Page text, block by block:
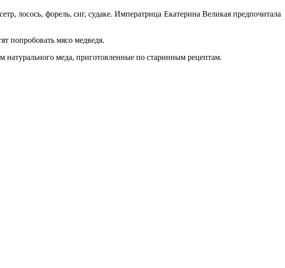
лосось, форель, сиг, судаке. Императрица Екатерина Великая предпочитала
попробовать мясо медведя.
натурального меда, приготовленные по старинным рецептам.